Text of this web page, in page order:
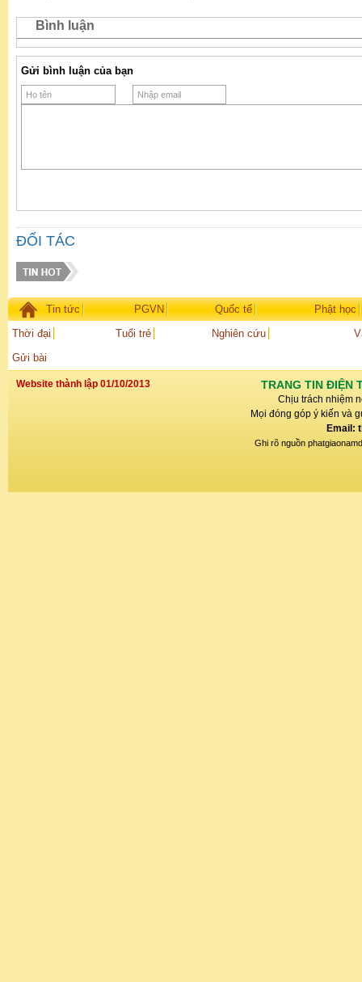
Bình luận
Gửi bình luận của bạn
ĐỐI TÁC
Tin tức PGVN Quốc tế
Phật học
Thời đại
Tuổi trẻ Nghiên cứu
Gửi bài
Website thành lập 01/10/2013 TRANG TIN ĐIỆN
Chịu trách nhiệm
Mọi đóng góp ý kiến và
Email:
Ghi rõ nguồn